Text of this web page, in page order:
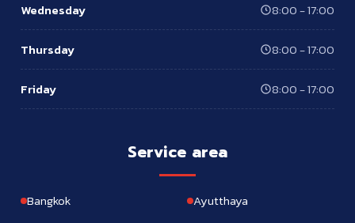
Wednesday 8:00 - 17:00
Thursday 8:00 - 17:00
Friday 8:00 - 17:00
Service area
Bangkok
Ayutthaya